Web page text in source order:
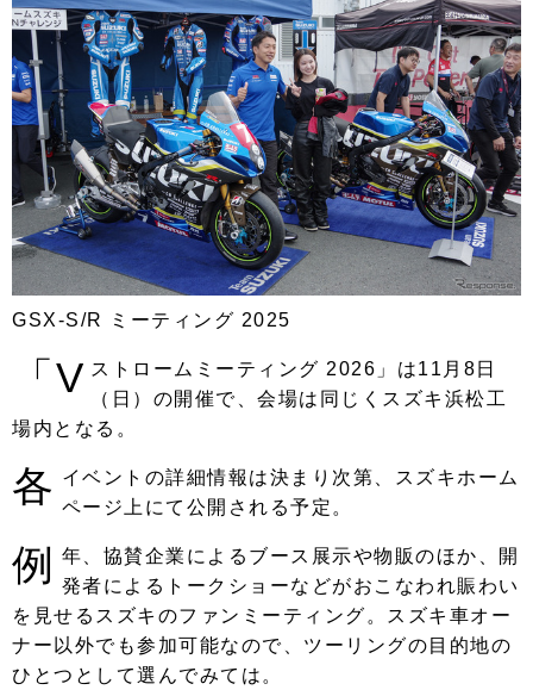
GSX-S/R ミーティング 2025
「V ストロームミーティング 2026」は11月8日
（日）の開催で、会場は同じくスズキ浜松工
場内となる。
各 イベントの詳細情報は決まり次第、スズキホーム
ページ上にて公開される予定。
例
年、協賛企業によるブース展示や物販のほか、開
発者によるトークショーなどがおこなわれ賑わい
を見せるスズキのファンミーティング。スズキ車オー
ナー以外でも参加可能なので、ツーリングの目的地の
ひとつとして選んでみては。